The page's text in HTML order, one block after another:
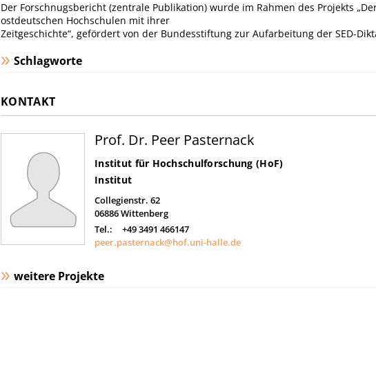
Der Forschnugsbericht (zentrale Publikation) wurde im Rahmen des Projekts
ostdeutschen Hochschulen mit ihrer
Zeitgeschichte“, gefördert von der Bundesstiftung zur Aufarbeitung der SED-
Schlagworte
KONTAKT
Prof. Dr. Peer Pasternack
Institut für Hochschulforschung (HoF)
Institut
Collegienstr. 62
06886Wittenberg
Tel.:
+49 3491 466147
peer.pasternack@hof.uni-halle.de
weitere Projekte